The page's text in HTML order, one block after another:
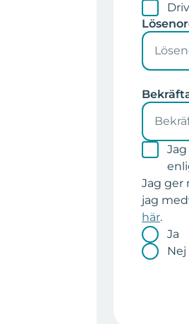
Jag ger
jag
här.
Ja
Nej